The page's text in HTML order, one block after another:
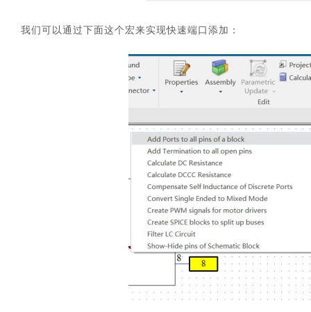
我们可以通过下面这个宏来实现快速端口添加：